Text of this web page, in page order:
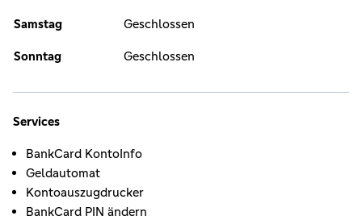
Samstag Geschlossen
Sonntag Geschlossen
Services
BankCard KontoInfo
Geldautomat
Kontoauszugdrucker
BankCard PIN ändern